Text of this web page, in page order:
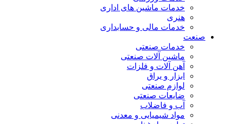
خدمات ماشین های اداری
هنری
خدمات مالی و حسابداری
صنعت
خدمات صنعتی
ماشین آلات صنعتی
آهن آلات و فلزات
ابزار و یراق
لوازم صنعتی
ضایعات صنعتی
آب و فاضلاب
مواد شیمیایی و معدنی